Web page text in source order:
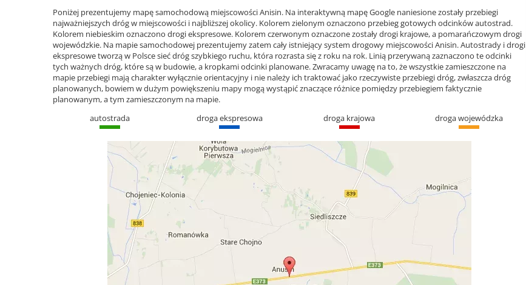
Poniżej prezentujemy mapę samochodową miejscowości Anisin. Na interaktywną mapę Google naniesione zostały przebiegi
najważniejszych dróg w miejscowości i najbliższej okolicy. Kolorem zielonym oznaczono przebieg gotowych odcinków autostrad.
Kolorem niebieskim oznaczono drogi ekspresowe. Kolorem czerwonym oznaczone zostały drogi krajowe, a pomarańczowym drogi
wojewódzkie. Na mapie samochodowej prezentujemy zatem cały istniejący system drogowy miejscowości Anisin. Autostrady i drogi
ekspresowe tworzą w Polsce sieć dróg szybkiego ruchu, która rozrasta się z roku na rok. Linią przerywaną zaznaczono te odcinki
tych ważnych dróg, które są w budowie, a kropkami odcinki planowane. Zwracamy uwagę na to, że wszystkie zamieszczone na
mapie przebiegi mają charakter wyłącznie orientacyjny i nie należy ich traktować jako rzeczywiste przebiegi dróg, zwłaszcza dróg
planowanych, bowiem w dużym powiększeniu mapy mogą wystąpić znaczące różnice pomiędzy przebiegiem faktycznie
planowanym, a tym zamieszczonym na mapie.
autostrada
droga ekspresowa droga krajowa droga wojewódzka